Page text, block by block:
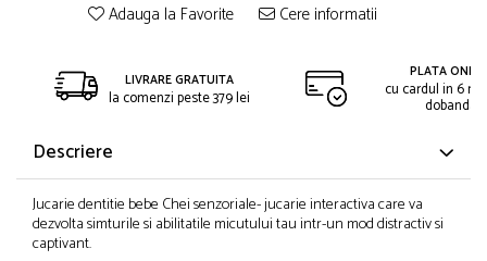
Adauga la Favorite Cere informatii
LIVRARE GRATUITA
la comenzi peste 379 lei
PLATA
cu cardul in 6
dobanda
Descriere
Jucarie dentitie bebe Chei senzoriale- jucarie interactiva care va
dezvolta simturile si abilitatile micutului tau intr-un mod distractiv si
captivant.